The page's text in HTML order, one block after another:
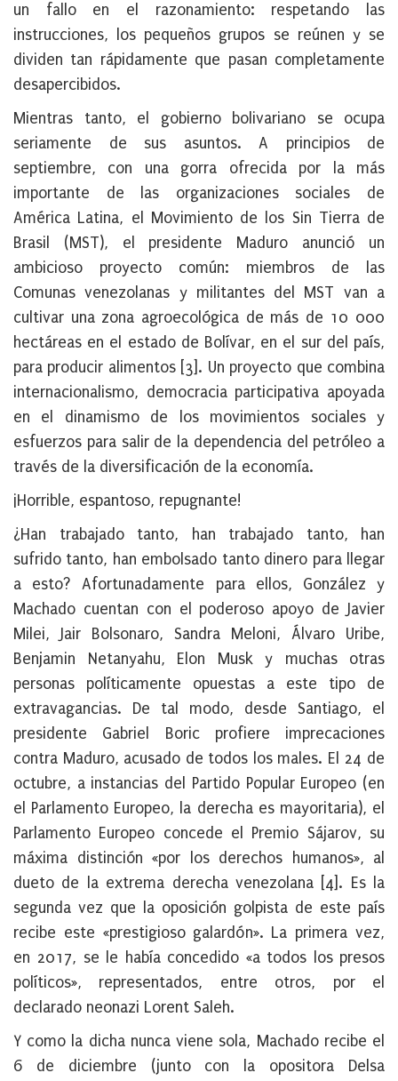
un fallo en el razonamiento: respetando las
instrucciones, los pequeños grupos se reúnen y se
dividen tan rápidamente que pasan completamente
desapercibidos.
Mientras tanto, el gobierno bolivariano se ocupa
seriamente de sus asuntos. A principios de
septiembre, con una gorra ofrecida por la más
importante de las organizaciones sociales de
América Latina, el Movimiento de los Sin Tierra de
Brasil (MST), el presidente Maduro anunció un
ambicioso proyecto común: miembros de las
Comunas venezolanas y militantes del MST van a
cultivar una zona agroecológica de más de 10 000
hectáreas en el estado de Bolívar, en el sur del país,
para producir alimentos [3]. Un proyecto que combina
internacionalismo, democracia participativa apoyada
en el dinamismo de los movimientos sociales y
esfuerzos para salir de la dependencia del petróleo a
través de la diversificación de la economía.
¡Horrible, espantoso, repugnante!
¿Han trabajado tanto, han trabajado tanto, han
sufrido tanto, han embolsado tanto dinero para llegar
a esto? Afortunadamente para ellos, González y
Machado cuentan con el poderoso apoyo de Javier
Milei, Jair Bolsonaro, Sandra Meloni, Álvaro Uribe,
Benjamin Netanyahu, Elon Musk y muchas otras
personas políticamente opuestas a este tipo de
extravagancias. De tal modo, desde Santiago, el
presidente Gabriel Boric profiere imprecaciones
contra Maduro, acusado de todos los males. El 24 de
octubre, a instancias del Partido Popular Europeo (en
el Parlamento Europeo, la derecha es mayoritaria), el
Parlamento Europeo concede el Premio Sájarov, su
máxima distinción «por los derechos humanos», al
dueto de la extrema derecha venezolana [4]. Es la
segunda vez que la oposición golpista de este país
recibe este «prestigioso galardón». La primera vez,
en 2017, se le había concedido «a todos los presos
políticos», representados, entre otros, por el
declarado neonazi Lorent Saleh.
Y como la dicha nunca viene sola, Machado recibe el
6 de diciembre (junto con la opositora Delsa